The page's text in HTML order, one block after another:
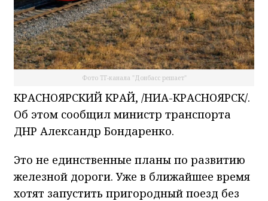
Фото ТГ-канала "Донбасс решает"
КРАСНОЯРСКИЙ КРАЙ, /НИА-КРАСНОЯРСК/.
Об этом сообщил министр транспорта
ДНР Александр Бондаренко.
Это не единственные планы по развитию
железной дороги. Уже в ближайшее время
хотят запустить пригородный поезд без